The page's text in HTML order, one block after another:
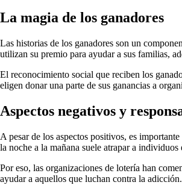
La magia de los ganadores
Las historias de los ganadores son un
utilizan su premio para ayudar a sus familias,
El reconocimiento social que reciben los
eligen donar una parte de sus ganancias a
Aspectos negativos y
A pesar de los aspectos positivos, es
la noche a la mañana suele atrapar a
Por eso, las organizaciones de lotería han
ayudar a aquellos que luchan contra la adicción.